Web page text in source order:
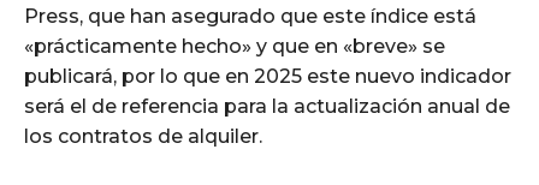
Press, que han asegurado que este índice está
«prácticamente hecho» y que en «breve» se
publicará, por lo que en 2025 este nuevo indicador
será el de referencia para la actualización anual de
los contratos de alquiler.